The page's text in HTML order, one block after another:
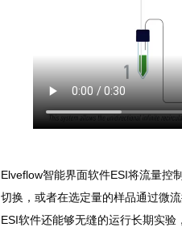
Elveflow智能界面软件ESI将流量控
切换，或者在选定量的样品通过微
ESI软件还能够无缝的运行长期实验